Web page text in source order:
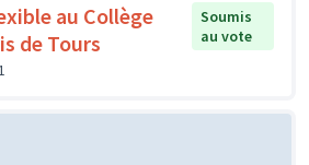
au Collège
de Tours
Soumis
au vote